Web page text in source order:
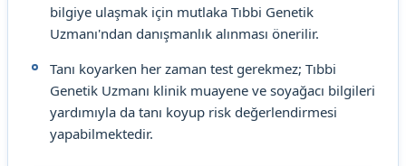
bilgiye ulaşmak için mutlaka Tıbbi Genetik
Uzmanı'ndan danışmanlık alınması önerilir.
Tanı koyarken her zaman test gerekmez; Tıbbi
Genetik Uzmanı klinik muayene ve soyağacı bilgileri
yardımıyla da tanı koyup risk değerlendirmesi
yapabilmektedir.